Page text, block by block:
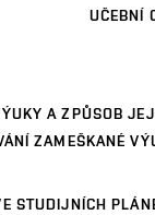
UČEBNÍ
A ZPŮSOB
ZAMEŠKANÉ
STUDIJNÍCH